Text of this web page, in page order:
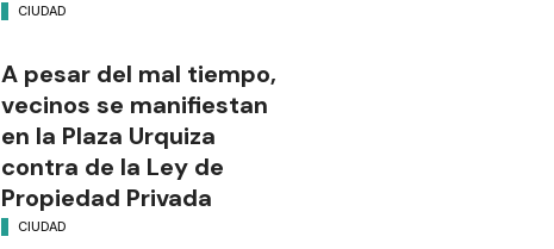
CIUDAD
A pesar del mal tiempo,
vecinos se manifiestan
en la Plaza Urquiza
contra de la Ley de
Propiedad Privada
CIUDAD